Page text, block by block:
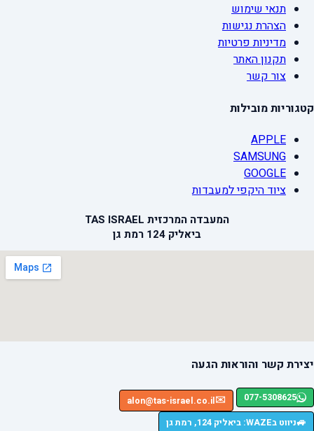
תנאי שימוש
הצהרת נגישות
מדיניות פרטיות
תקנון האתר
צור קשר
קטגוריות מובילות
APPLE
SAMSUNG
GOOGLE
ציוד היקפי למעבדות
המעבדה המרכזית TAS ISRAEL
ביאליק 124 רמת גן
יצירת קשר והוראות הגעה
077-5308625
✉️
alon@tas-israel.co.il
🚙ניווט בWAZE: ביאליק 124, רמת גן